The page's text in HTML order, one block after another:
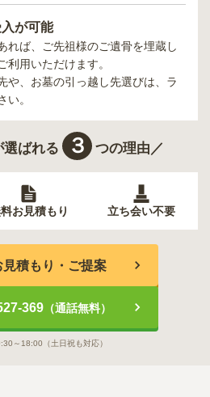
が可能
れば、ご先祖様のご遺骨を埋蔵し
利用いただけます。
や、お墓の引っ越し先選びは、ラ
い。
選ばれる ３ つの理由／
お見積もり 立ち会い不要
見積もり・ご提案
369（通話無料）
～18:00 （土日祝も対応）